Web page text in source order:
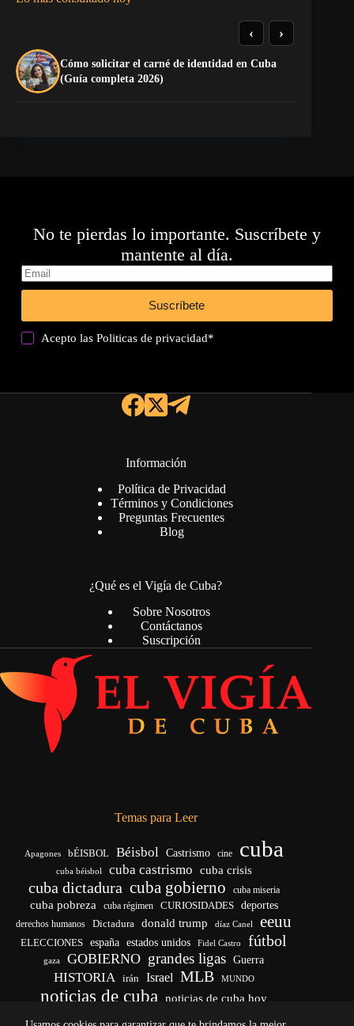
Cómo solicitar el carné de identidad en Cuba
(Guía completa 2026)
‹ ›
No te pierdas lo importante. Suscríbete y
mantente al día.
Suscríbete
Acepto lasPoliticas de privacidad*
Información
Política de Privacidad
Términos y Condiciones
Preguntas Frecuentes
Blog
¿Qué es el Vigía de Cuba?
Sobre Nosotros
Contáctanos
Suscripción
Temas para Leer
Apagones bÉISBOL Béisbol Castrismo cine cuba
cuba béisbol cuba castrismo cuba crisis
cuba dictadura cuba gobierno cuba miseria
cuba pobreza cuba régimen CURIOSIDADES deportes
derechos humanos Dictadura donald trump díaz Canel eeuu
ELECCIONES españa estados unidos Fidel Castro fútbol
gaza GOBIERNO grandes ligas Guerra
HISTORIA irán Israel MLB MUNDO
noticias de cuba
noticias de cuba hoy